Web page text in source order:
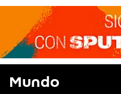
Mundo